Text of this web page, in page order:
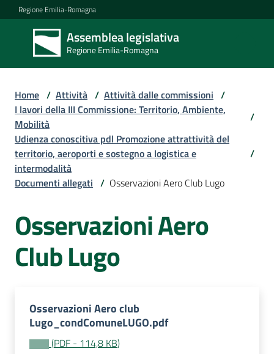
Vai al contenuto
Vai alla navigazione
Vai al footer
Regione Emilia-Romagna
Assemblea legislativa
Regione Emilia-Romagna
Assemblea
legislativa
Regione Emilia-
Assemblea
Attività
Argomenti
media
Home / Attività / Attività dalle commissioni /
I lavori della III Commissione: Territorio, Ambiente,
Mobilità
/
Udienza conoscitiva pdl Promozione attrattività del
territorio, aeroporti e sostegno a logistica e
intermodalità
/
Documenti allegati / Osservazioni Aero Club Lugo
Osservazioni Aero
Club Lugo
Osservazioni Aero club
Lugo_condComuneLUGO.pdf
(PDF - 114,8 KB)